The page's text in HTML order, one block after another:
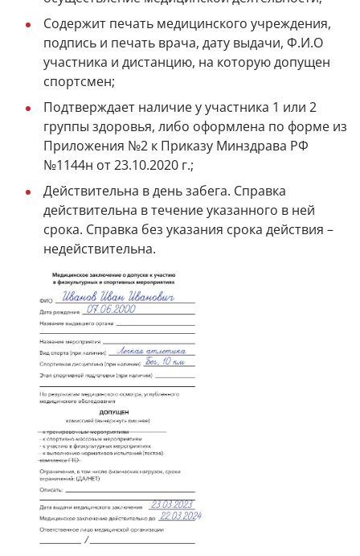
Содержит печать медицинского учреждения,
подпись и печать врача, дату выдачи, Ф.И.О
участника и дистанцию, на которую допущен
спортсмен;
Подтверждает наличие у участника 1 или 2
группы здоровья, либо оформлена по форме из
Приложения №2 к Приказу Минздрава РФ
№1144н от 23.10.2020 г.;
Действительна в день забега. Справка
действительна в течение указанного в ней
срока. Справка без указания срока действия –
недействительна.